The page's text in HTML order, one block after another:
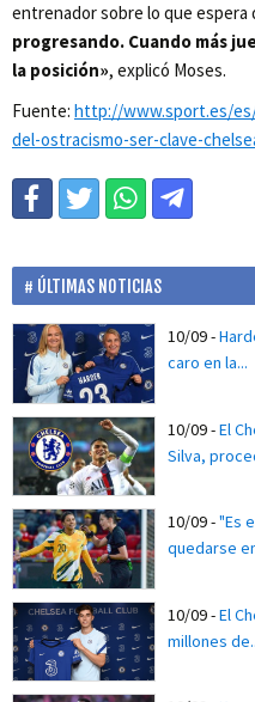
entrenador sobre lo que espera
progresando. Cuando más
la posición», explicó Moses.
Fuente: http://www.sport.es/
del-ostracismo-ser-clave-
ÚLTIMAS NOTICIAS
10/09-
caro en la...
10/09-El
Silva,
10/09-"Es
quedarse
10/09-El
millones